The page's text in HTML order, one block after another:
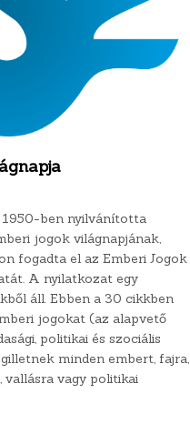
1950-ben nyilvánította
jogok világnapjának,
fogadta el az Emberi Jogok
A nyilatkozat egy
áll. Ebben a 30 cikkben
jogokat (az alapvető
politikai és szociális
minden embert, fajra,
vallásra vagy politikai